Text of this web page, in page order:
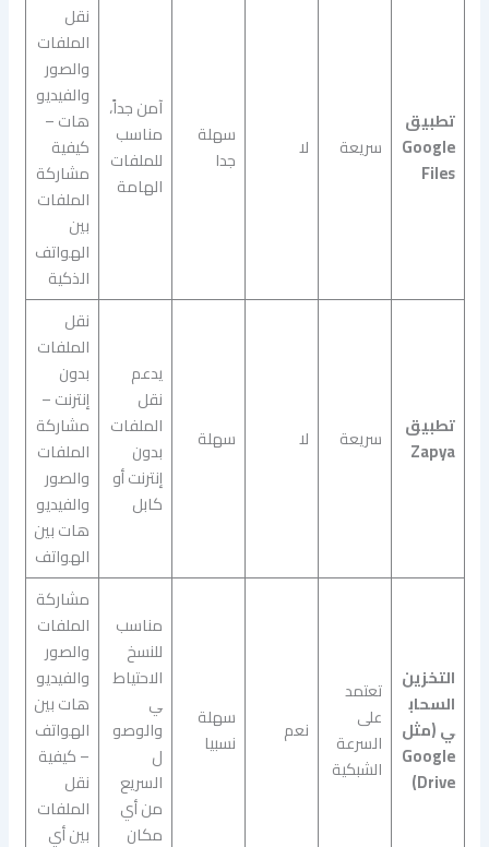
تطبيق
Google
Files
سريعة لا
سهلة
جدا
آمن جداً،
مناسب
للملفات
الهامة
نقل
الملفات
والصور
والفيديو
هات –
كيفية
مشاركة
الملفات
بين
الهواتف
الذكية
تطبيق
Zapya
سريعة لا سهلة
يدعم
نقل
الملفات
بدون
إنترنت أو
كابل
نقل
الملفات
بدون
إنترنت –
مشاركة
الملفات
والصور
والفيديو
هات بين
الهواتف
التخزين
السحاب
ي (مثل
Google
Drive)
تعتمد
على
السرعة
الشبكية
نعم
سهلة
نسبيا
مناسب
للنسخ
الاحتياط
ي
والوصو
ل
السريع
من أي
مكان
مشاركة
الملفات
والصور
والفيديو
هات بين
الهواتف
– كيفية
نقل
الملفات
بين أي